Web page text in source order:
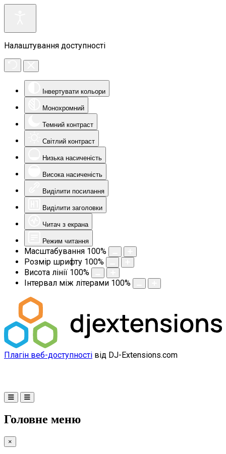
Налаштування доступності
Інвертувати кольори
Монохромний
Темний контраст
Світлий контраст
Низька насиченість
Висока насиченість
Виділити посилання
Виділити заголовки
Читач з екрана
Режим читання
Масштабування 100%
Розмір шрифту 100%
Висота лінії 100%
Інтервал між літерами 100%
Плагін веб-доступності від DJ-Extensions.com
Головне меню
×